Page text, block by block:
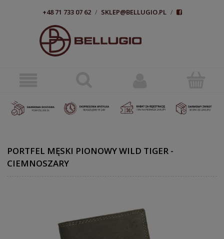
+48 71 733 07 62 / SKLEP@BELLUGIO.PL /
PORTFEL MĘSKI PIONOWY WILD TIGER -
CIEMNOSZARY